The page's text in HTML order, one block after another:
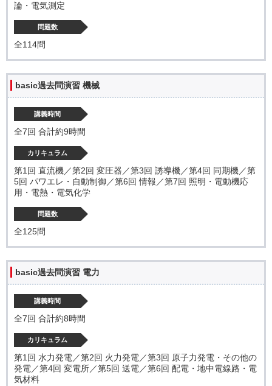
論・電気測定
問題数
全114問
basic過去問演習 機械
講義時間
全7回 合計約9時間
カリキュラム
第1回 直流機／第2回 変圧器／第3回 誘導機／第4回 同期機／第
5回 パワエレ・自動制御／第6回 情報／第7回 照明・電動機応
用・電熱・電気化学
問題数
全125問
basic過去問演習 電力
講義時間
全7回 合計約8時間
カリキュラム
第1回 水力発電／第2回 火力発電／第3回 原子力発電・その他の
発電／第4回 変電所／第5回 送電／第6回 配電・地中電線路・電
気材料